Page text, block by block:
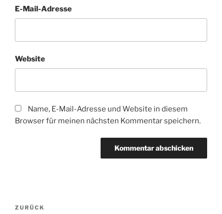
E-Mail-Adresse
Website
Name, E-Mail-Adresse und Website in diesem
Browser für meinen nächsten Kommentar speichern.
Beitragsnavigation
Vorheriger
ZURÜCK